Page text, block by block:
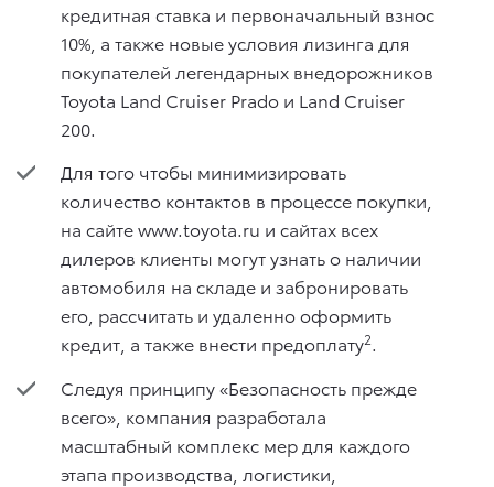
кредитная ставка и первоначальный взнос
10%, а также новые условия лизинга для
покупателей легендарных внедорожников
Toyota Land Cruiser Prado и Land Cruiser
200.
Для того чтобы минимизировать
количество контактов в процессе покупки,
на сайте www.toyota.ru и сайтах всех
дилеров клиенты могут узнать о наличии
автомобиля на складе и забронировать
его, рассчитать и удаленно оформить
кредит, а также внести предоплату2.
Следуя принципу «Безопасность прежде
всего», компания разработала
масштабный комплекс мер для каждого
этапа производства, логистики,